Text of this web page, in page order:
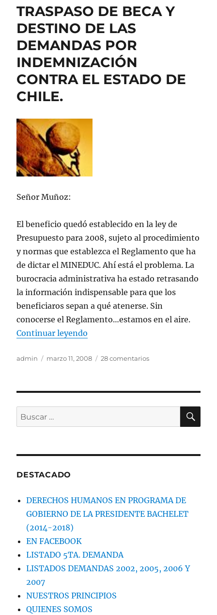
colaborar
con
Victor
la
edición
de
esta
TRASPASO DE BECA Y
DESTINO DE LAS
DEMANDAS POR
INDEMNIZACIÓN
CONTRA EL ESTADO DE
CHILE.
Señor Muñoz:
El beneficio quedó establecido en la ley de
Presupuesto para 2008, sujeto al procedimiento
y normas que establezca el Reglamento que ha
de dictar el MINEDUC. Ahí está el problema. La
burocracia administrativa ha estado retrasando
la información indispensable para que los
beneficiaros sepan a qué atenerse. Sin
conocerse el Reglamento…estamos en el aire.
Continuar leyendo
Autor
admin
Publicado
marzo 11, 2008 28 comentariosen
TRASPASO
BECA
INDEMNIZACIÓN
CONTRA
Buscar
por:
DESTACADO
DERECHOS HUMANOS EN PROGRAMA DE
GOBIERNO DE LA PRESIDENTE BACHELET
(2014-2018)
EN FACEBOOK
LISTADO 5TA. DEMANDA
LISTADOS DEMANDAS 2002, 2005, 2006 Y
2007
NUESTROS PRINCIPIOS
QUIENES SOMOS